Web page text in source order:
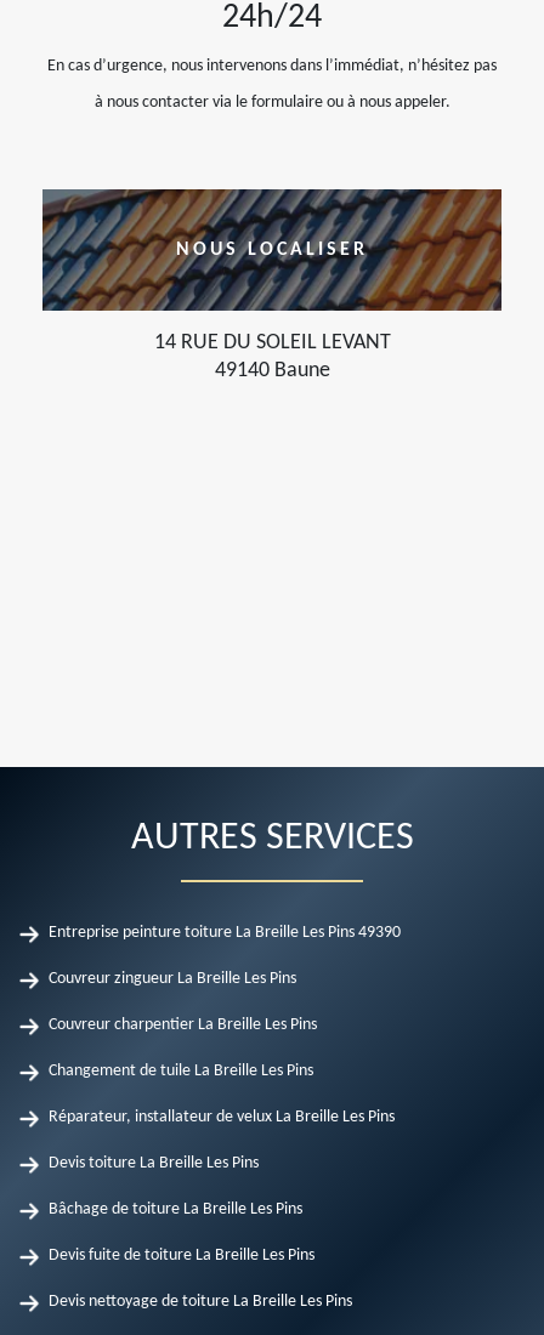
24h/24
En cas d’urgence, nous intervenons dans l’immédiat, n’hésitez pas
à nous contacter via le formulaire ou à nous appeler.
NOUS LOCALISER
14 RUE DU SOLEIL LEVANT
49140 Baune
AUTRES SERVICES
Entreprise peinture toiture La Breille Les Pins 49390
Couvreur zingueur La Breille Les Pins
Couvreur charpentier La Breille Les Pins
Changement de tuile La Breille Les Pins
Réparateur, installateur de velux La Breille Les Pins
Devis toiture La Breille Les Pins
Bâchage de toiture La Breille Les Pins
Devis fuite de toiture La Breille Les Pins
Devis nettoyage de toiture La Breille Les Pins